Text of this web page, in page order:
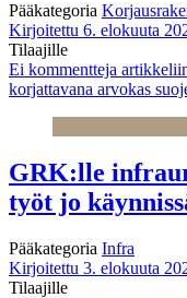
Pääkategoria
Kirjoitettu 6. elokuuta
Tilaajille
Ei kommentteja
korjattavana arvokas
GRK:lle
työt jo
Pääkategoria Infra
Kirjoitettu 3. elokuuta
Tilaajille